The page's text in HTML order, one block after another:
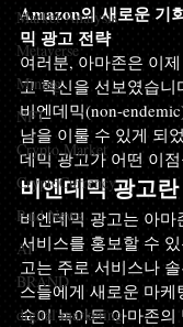
Market Analysis
Metaverse
Mining
NFT
Crypto Market
CryptoCurrency
Paid News
AI
BRAND
digital marketing
Amazon의 새로운 기
믹 광고 전략
여러분, 아마존은 이
고 혁신을 선보였습
비엔데믹(non-
남을 이룰 수 있게 되
데믹 광고가 어떤 이
비엔데믹 광고
비엔데믹 광고는 아마
서비스를 홍보할 수
고는 주로 서비스나
스들에게 새로운 마케
숙이 녹아든 아마존의